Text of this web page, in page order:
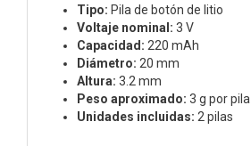
Tipo: Pila de botón de litio
Voltaje nominal: 3 V
Capacidad: 220 mAh
Diámetro: 20 mm
Altura: 3.2 mm
Peso aproximado: 3 g por pila
Unidades incluidas: 2 pilas